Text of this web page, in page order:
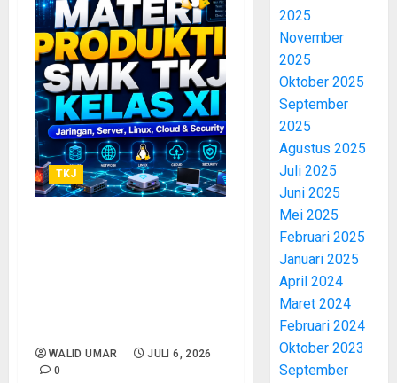
TKJ
WALID UMAR
JULI 6, 2026
0
2025
November
2025
Oktober 2025
September
2025
Agustus 2025
Juli 2025
Juni 2025
Mei 2025
Februari 2025
Januari 2025
April 2024
Maret 2024
Februari 2024
Oktober 2023
September